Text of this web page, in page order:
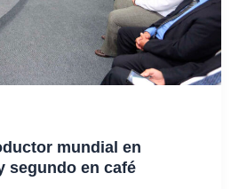
mundial en
segundo en café